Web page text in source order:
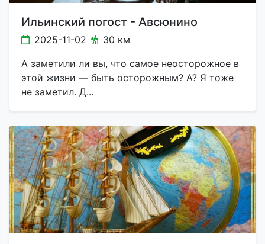
Ильинский погост - Авсюнино
2025-11-02
30 км
А заметили ли вы, что самое неосторожное в
этой жизни — быть осторожным? А? Я тоже
не заметил. Д...